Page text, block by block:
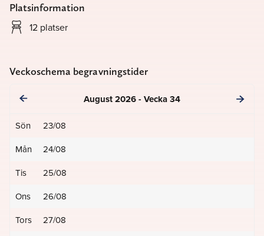
Platsinformation
12 platser
Veckoschema begravningstider
August 2026 - Vecka 34
Sön
23/08
Mån
24/08
Tis
25/08
Ons
26/08
Tors
27/08